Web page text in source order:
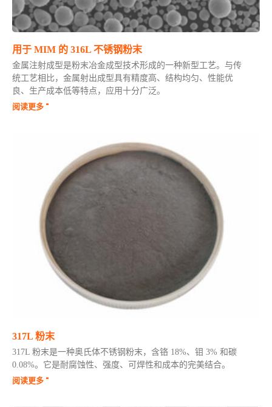
用于 MIM 的 316L 不锈钢粉末
金属注射成型是粉末冶金成型技术形成的一种新型工艺。与传
统工艺相比，金属射出成型具有精度高、结构均匀、性能优
良、生产成本低等特点，应用十分广泛。
阅读更多 "
317L 粉末
317L 粉末是一种奥氏体不锈钢粉末，含铬 18%、钼 3% 和碳
0.08%。它是耐腐蚀性、强度、可焊性和成本的完美结合。
阅读更多 "